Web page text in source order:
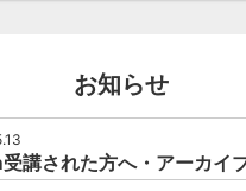
絶対にわかる！トラ
ト2024 第２
140 0
お知らせ